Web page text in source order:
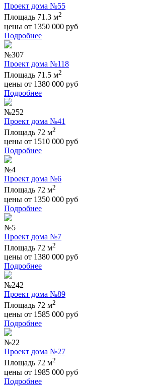
Проект дома №55
Площадь 71.3 м2
цены от 1350 000 руб
Подробнее
№307
Проект дома №118
Площадь 71.5 м2
цены от 1380 000 руб
Подробнее
№252
Проект дома №41
Площадь 72 м2
цены от 1510 000 руб
Подробнее
№4
Проект дома №6
Площадь 72 м2
цены от 1350 000 руб
Подробнее
№5
Проект дома №7
Площадь 72 м2
цены от 1380 000 руб
Подробнее
№242
Проект дома №89
Площадь 72 м2
цены от 1585 000 руб
Подробнее
№22
Проект дома №27
Площадь 72 м2
цены от 1985 000 руб
Подробнее